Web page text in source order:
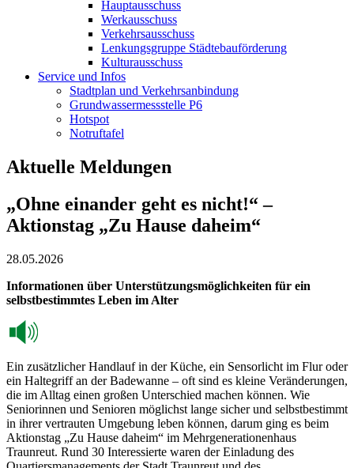
Hauptausschuss
Werkausschuss
Verkehrsausschuss
Lenkungsgruppe Städtebauförderung
Kulturausschuss
Service und Infos
Stadtplan und Verkehrsanbindung
Grundwassermessstelle P6
Hotspot
Notruftafel
Aktuelle Meldungen
„Ohne einander geht es nicht!“ –
Aktionstag „Zu Hause daheim“
28.05.2026
Informationen über Unterstützungsmöglichkeiten für ein
selbstbestimmtes Leben im Alter
Ein zusätzlicher Handlauf in der Küche, ein Sensorlicht im Flur oder
ein Haltegriff an der Badewanne – oft sind es kleine Veränderungen,
die im Alltag einen großen Unterschied machen können. Wie
Seniorinnen und Senioren möglichst lange sicher und selbstbestimmt
in ihrer vertrauten Umgebung leben können, darum ging es beim
Aktionstag „Zu Hause daheim“ im Mehrgenerationenhaus
Traunreut. Rund 30 Interessierte waren der Einladung des